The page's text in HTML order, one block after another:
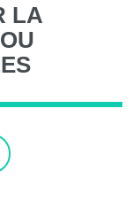
LA
OU